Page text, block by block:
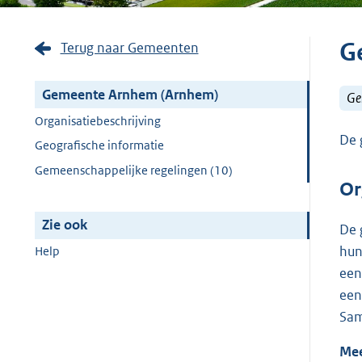
Terug naar Gemeenten
Gemeente Arnhem (Arnhem)
Organisatiebeschrijving
Geografische informatie
Gemeenschappelijke regelingen (10)
Zie ook
Help
De
De